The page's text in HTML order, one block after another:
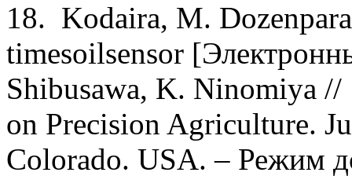
18. Kodaira, М.
timesoilsensor
Shibusawa, K. Ninomiya
on Precision Agriculture.
Colorado. USA. – Режим